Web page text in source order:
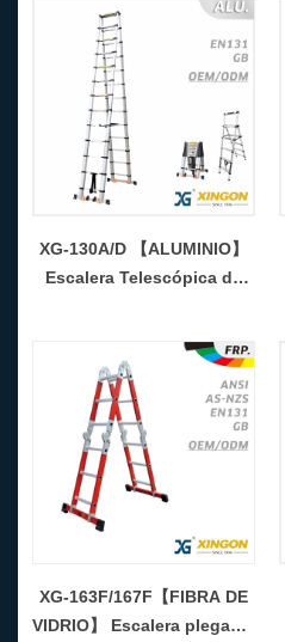
XG-130A/D 【ALUMINIO】
Escalera Telescópica de
XG-163F/167F【FIBRA DE
VIDRIO】 Escalera plegable